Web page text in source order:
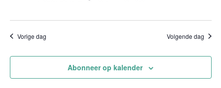
Vorige dag Volgende dag
Abonneer op kalender